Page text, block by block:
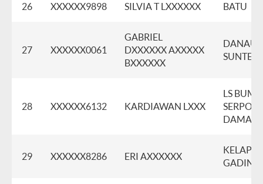
26 XXXXXX9898 SILVIA T LXXXXXX BATU
27 XXXXXX0061
GABRIEL
DXXXXXX AXXXXX
BXXXXXX
DANAU
SUNTER
28 XXXXXX6132 KARDIAWAN LXXX
LS BUMI
DAMAI
29 XXXXXX8286 ERI AXXXXXX
KELAPA
GADING